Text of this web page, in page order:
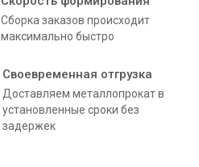
Сборка заказов происходит
максимально быстро
Своевременная отгрузка
Доставляем металлопрокат в
установленные сроки без
задержек